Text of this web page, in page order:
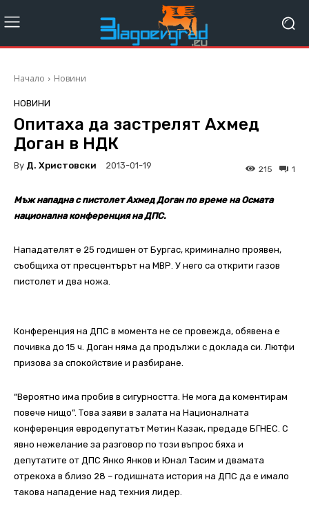
Начало Новини
НОВИНИ
Опитаха да застрелят Ахмед
Доган в НДК
By Д. Христовски 2013-01-19 1
215
Мъж нападна с пистолет Ахмед Доган по време на Осмата
национална конференция на ДПС.
Нападателят е 25 годишен от Бургас, криминално проявен,
съобщиха от пресцентърът на МВР. У него са открити газов
пистолет и два ножа.
Конференция на ДПС в момента не се провежда, обявена е
почивка до 15 ч. Доган няма да продължи с доклада си. Лютфи
призова за спокойствие и разбиране.
“Вероятно има пробив в сигурността. Не мога да коментирам
повече нищо”. Това заяви в залата на Националната
конференция евродепутатът Метин Казак, предаде БГНЕС. С
явно нежелание за разговор по този въпрос бяха и
депутатите от ДПС Янко Янков и Юнал Тасим и двамата
отрекоха в близо 28 – годишната история на ДПС да е имало
такова нападение над техния лидер.